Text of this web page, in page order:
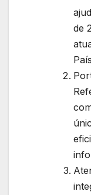
de